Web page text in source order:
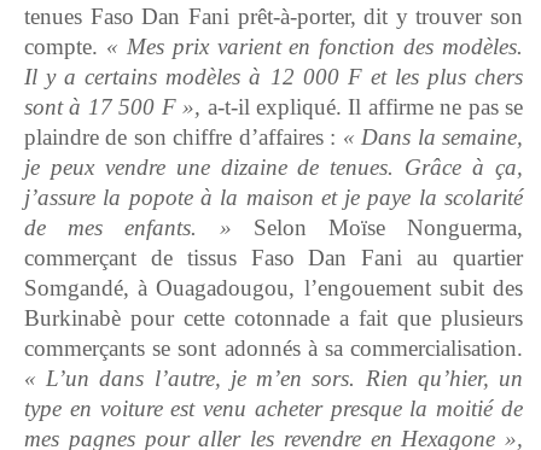
tenues Faso Dan Fani prêt-à-porter, dit y trouver son
compte. « Mes prix varient en fonction des modèles.
Il y a certains modèles à 12 000 F et les plus chers
sont à 17 500 F », a-t-il expliqué. Il affirme ne pas se
plaindre de son chiffre d’affaires : « Dans la semaine,
je peux vendre une dizaine de tenues. Grâce à ça,
j’assure la popote à la maison et je paye la scolarité
de mes enfants. » Selon Moïse Nonguerma,
commerçant de tissus Faso Dan Fani au quartier
Somgandé, à Ouagadougou, l’engouement subit des
Burkinabè pour cette cotonnade a fait que plusieurs
commerçants se sont adonnés à sa commercialisation.
« L’un dans l’autre, je m’en sors. Rien qu’hier, un
type en voiture est venu acheter presque la moitié de
mes pagnes pour aller les revendre en Hexagone »,